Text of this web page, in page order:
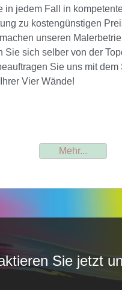
in jedem Fall in
zu kostengünstigen
unseren
Sie sich selber von der
Sie uns mit dem
Vier Wände!
Mehr...
Sie jetzt